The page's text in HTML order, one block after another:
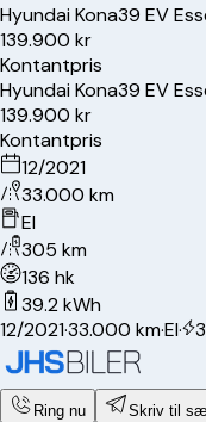
HyundaiKona39 EV
139.900 kr
Kontantpris
HyundaiKona39 EV
139.900 kr
Kontantpris
12/2021
33.000 km
El
305 km
136 hk
39.2 kWh
12/2021·33.000 km·El·
Ring nu Skriv til